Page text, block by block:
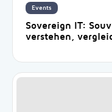
Events
Sovereign IT:
verstehen,